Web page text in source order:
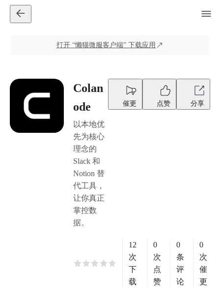
打开 “懒猫微服客户端” 下载应用
Colan
ode
以本地优
先为核心
理念的
Slack 和
Notion 替
代工具，
让你真正
掌控数
据。
催更 点赞 分享
12
次
下
载
0
次
点
赞
0
条
评
论
0
次
催
更